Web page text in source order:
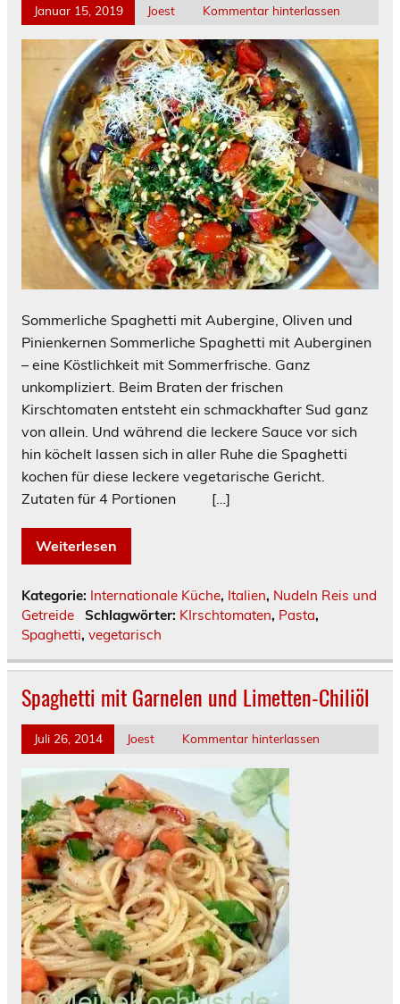
Januar 15, 2019 Joest Kommentar hinterlassen
Sommerliche Spaghetti mit Aubergine, Oliven und
Pinienkernen Sommerliche Spaghetti mit Auberginen
– eine Köstlichkeit mit Sommerfrische. Ganz
unkompliziert. Beim Braten der frischen
Kirschtomaten entsteht ein schmackhafter Sud ganz
von allein. Und während die leckere Sauce vor sich
hin köchelt lassen sich in aller Ruhe die Spaghetti
kochen für diese leckere vegetarische Gericht.
Zutaten für 4 Portionen […]
Weiterlesen
Kategorie: Internationale Küche, Italien, Nudeln Reis und
Getreide
Schlagwörter: KIrschtomaten, Pasta,
Spaghetti, vegetarisch
Spaghetti mit Garnelen und Limetten-Chiliöl
Juli 26, 2014 Joest Kommentar hinterlassen